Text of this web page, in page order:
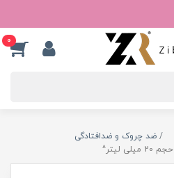
0
ضد چروک و ضدافتادگی